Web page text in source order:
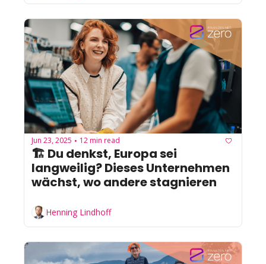
Jun 23, 2025 • 12 min read
🏗️ Du denkst, Europa sei
langweilig? Dieses Unternehmen
wächst, wo andere stagnieren
Henning Lindhoff